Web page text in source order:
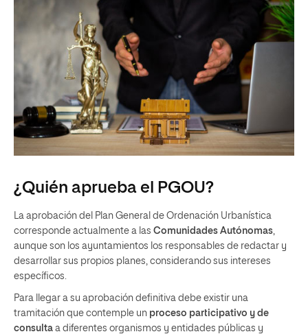
¿Quién aprueba el PGOU?
La aprobación del Plan General de Ordenación Urbanística
corresponde actualmente a las Comunidades Autónomas
aunque son los ayuntamientos los responsables de redactar y
desarrollar sus propios planes, considerando sus intereses
específicos.
Para llegar a su aprobación definitiva debe existir una
tramitación que contemple un proceso participativo y de
consulta a diferentes organismos y entidades públicas y